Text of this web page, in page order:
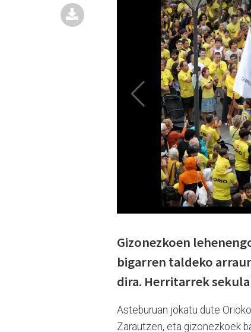
Gizonezkoen
bigarren taldeko
dira. Herritarrek
Asteburuan jokatu dute
Zarautzen, eta gizonezkoek